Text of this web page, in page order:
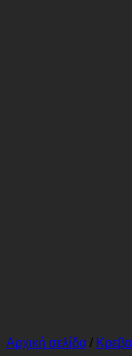
Αρχική σελίδα /